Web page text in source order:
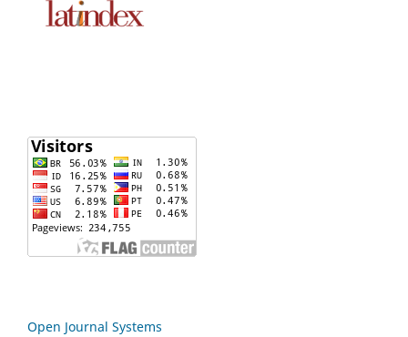
Open Journal Systems